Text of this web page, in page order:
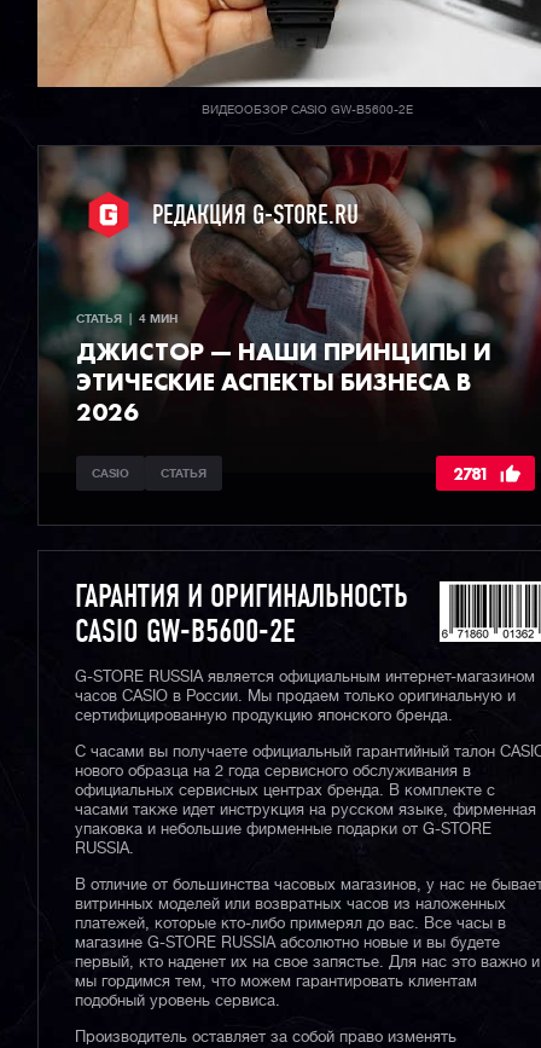
ВИДЕООБЗОР CASIO GW-B5600-2E
РЕДАКЦИЯ G-STORE.RU
СТАТЬЯ  |  4 МИН
ДЖИСТОР — НАШИ ПРИНЦИПЫ И
ЭТИЧЕСКИЕ АСПЕКТЫ БИЗНЕСА В
2026
CASIO СТАТЬЯ 2781
ГАРАНТИЯ И ОРИГИНАЛЬНОСТЬ
CASIO GW-B5600-2E
G-STORE RUSSIA является официальным интернет-магазином
часов CASIO в России. Мы продаем только оригинальную и
сертифицированную продукцию японского бренда.
С часами вы получаете официальный гарантийный талон
нового образца на 2 года сервисного обслуживания в
официальных сервисных центрах бренда. В комплекте с
часами также идет инструкция на русском языке, фирменная
упаковка и небольшие фирменные подарки от G-STORE
RUSSIA.
В отличие от большинства часовых магазинов, у нас не
витринных моделей или возвратных часов из наложенных
платежей, которые кто-либо примерял до вас. Все часы в
магазине G-STORE RUSSIA абсолютно новые и вы будете
первый, кто наденет их на свое запястье. Для нас это важно и
мы гордимся тем, что можем гарантировать клиентам
подобный уровень сервиса.
Производитель оставляет за собой право изменять